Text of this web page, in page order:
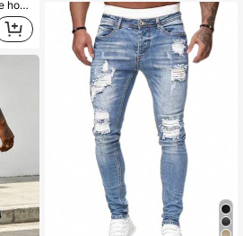
EVRINFINITE 1 pieza Jeans de hombre de pierna ancha con ajuste holgado y lavado vintage, sin estiramiento, adecuado para uso casual y laboral